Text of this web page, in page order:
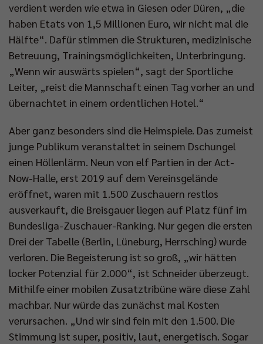
verdient werden wie etwa in Giesen oder Düren, „die
haben Etats von 1,5 Millionen Euro, wir nicht mal die
Hälfte“. Dafür stimmen die Strukturen, medizinische
Betreuung, Trainingsmöglichkeiten, Unterbringung.
„Wenn wir auswärts spielen“, sagt der Sportliche
Leiter, „reist die Mannschaft einen Tag vorher an und
übernachtet in einem ordentlichen Hotel.“
Aber ganz besonders sind die Heimspiele. Das zumeist
junge Publikum veranstaltet in seinem Dschungel
einen Höllenlärm. Neun von elf Partien in der Act-
Now-Halle, erst 2019 auf dem Vereinsgelände
eröffnet, waren mit 1.500 Zuschauern restlos
ausverkauft, die Breisgauer liegen auf Platz fünf im
Bundesliga-Zuschauer-Ranking. Nur gegen die ersten
Drei der Tabelle (Berlin, Lüneburg, Herrsching) wurde
verloren. Die Begeisterung ist so groß, „wir hätten
locker Potenzial für 2.000“, ist Schneider überzeugt.
Mithilfe einer mobilen Zusatztribüne wäre diese Zahl
machbar. Nur würde das zunächst mal Kosten
verursachen. „Und wir sind fein mit den 1.500. Die
Stimmung ist super, positiv, laut, energetisch. Sogar